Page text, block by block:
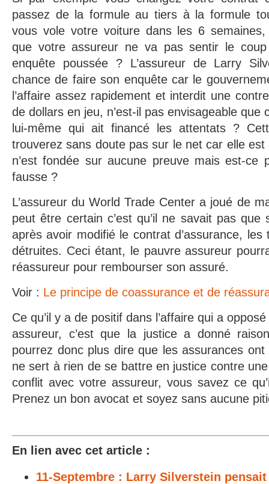
passez de la formule au tiers à la formule
vous vole votre voiture dans les 6 semaines,
que votre assureur ne va pas sentir le
enquête poussée ? L’assureur de Larry
chance de faire son enquête car le
l’affaire assez rapidement et interdit une
de dollars en jeu, n’est-il pas envisageable que
lui-même qui ait financé les attentats ?
trouverez sans doute pas sur le net car elle
n’est fondée sur aucune preuve mais est-ce
fausse ?
L’assureur du World Trade Center a joué de
peut être certain c’est qu’il ne savait pas que
après avoir modifié le contrat d’assurance, les
détruites. Ceci étant, le pauvre assureur
réassureur pour rembourser son assuré.
Voir : Le principe de coassurance et de
Ce qu’il y a de positif dans l’affaire qui a
assureur, c’est que la justice a donné
pourrez donc plus dire que les assurances ont
ne sert à rien de se battre en justice contre
conflit avec votre assureur, vous savez ce
Prenez un bon avocat et soyez sans aucune
En lien avec cet article :
11-Septembre : Larry Silverstein